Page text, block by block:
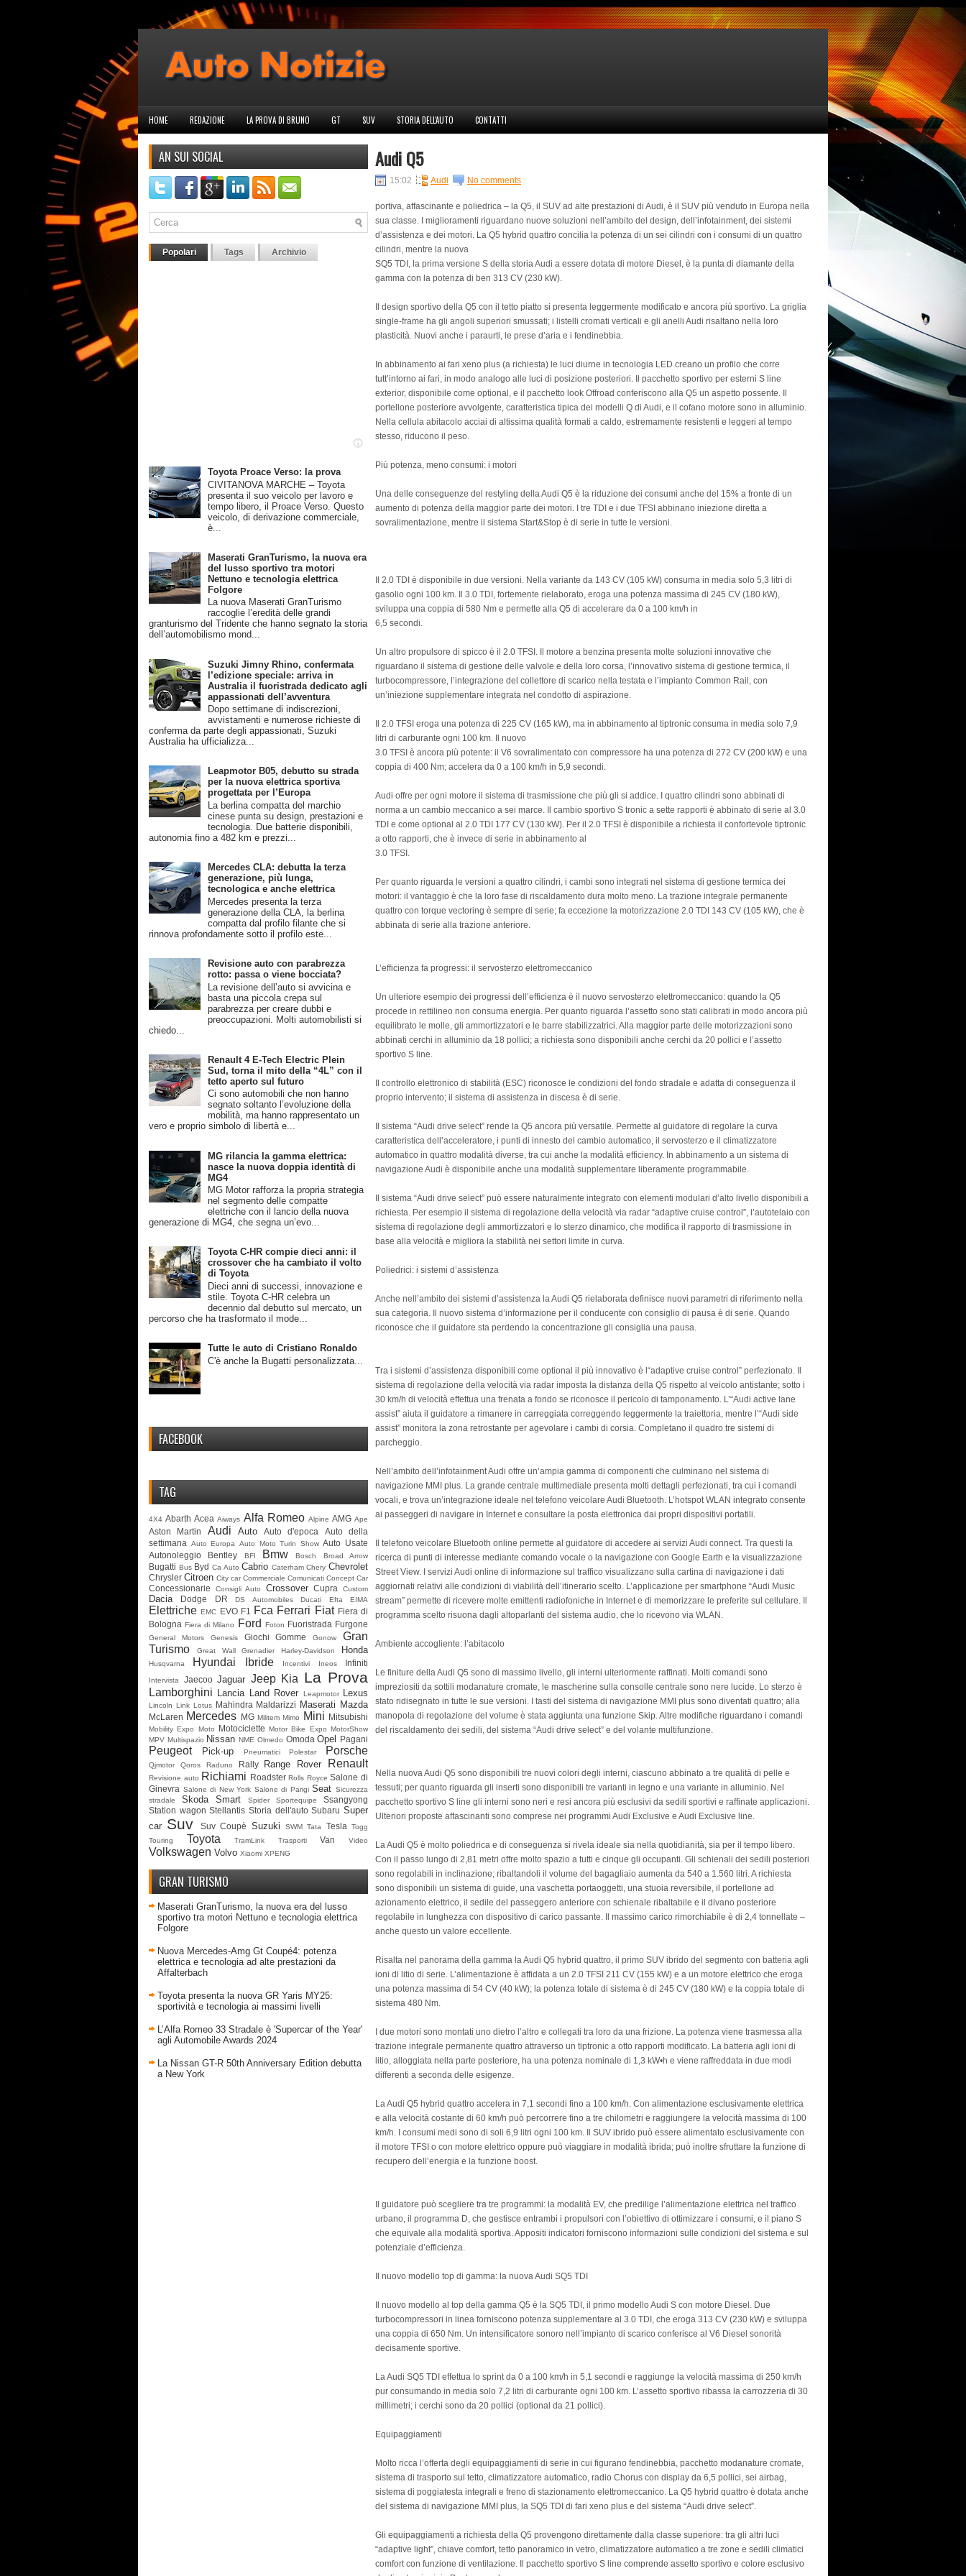
HOME REDAZIONE LA PROVA DI BRUNO GT SUV STORIA DELL'AUTO CONTATTI
AN SUI SOCIAL
Popolari Tags Archivio
Toyota Proace Verso: la prova
CIVITANOVA MARCHE – Toyota
presenta il suo veicolo per lavoro e
tempo libero, il Proace Verso. Questo
veicolo, di derivazione commerciale,
è...
Maserati GranTurismo, la nuova era
del lusso sportivo tra motori
Nettuno e tecnologia elettrica
Folgore
La nuova Maserati GranTurismo
raccoglie l’eredità delle grandi
granturismo del Tridente che hanno segnato la storia
dell’automobilismo mond...
Suzuki Jimny Rhino, confermata
l’edizione speciale: arriva in
Australia il fuoristrada dedicato agli
appassionati dell’avventura
Dopo settimane di indiscrezioni,
avvistamenti e numerose richieste di
conferma da parte degli appassionati, Suzuki
Australia ha ufficializza...
Leapmotor B05, debutto su strada
per la nuova elettrica sportiva
progettata per l’Europa
La berlina compatta del marchio
cinese punta su design, prestazioni e
tecnologia. Due batterie disponibili,
autonomia fino a 482 km e prezzi...
Mercedes CLA: debutta la terza
generazione, più lunga,
tecnologica e anche elettrica
Mercedes presenta la terza
generazione della CLA, la berlina
compatta dal profilo filante che si
rinnova profondamente sotto il profilo este...
Revisione auto con parabrezza
rotto: passa o viene bocciata?
La revisione dell’auto si avvicina e
basta una piccola crepa sul
parabrezza per creare dubbi e
preoccupazioni. Molti automobilisti si
chiedo...
Renault 4 E-Tech Electric Plein
Sud, torna il mito della “4L” con il
tetto aperto sul futuro
Ci sono automobili che non hanno
segnato soltanto l’evoluzione della
mobilità, ma hanno rappresentato un
vero e proprio simbolo di libertà e...
MG rilancia la gamma elettrica:
nasce la nuova doppia identità di
MG4
MG Motor rafforza la propria strategia
nel segmento delle compatte
elettriche con il lancio della nuova
generazione di MG4, che segna un’evo...
Toyota C-HR compie dieci anni: il
crossover che ha cambiato il volto
di Toyota
Dieci anni di successi, innovazione e
stile. Toyota C-HR celebra un
decennio dal debutto sul mercato, un
percorso che ha trasformato il mode...
Tutte le auto di Cristiano Ronaldo
C'è anche la Bugatti personalizzata...
FACEBOOK
TAG
4X4 Abarth Acea Aiways Alfa Romeo Alpine AMG Ape
Aston Martin Audi Auto Auto d'epoca
Auto della
settimana
Auto Europa Auto Moto Turin Show Auto Usate
Autonoleggio
Bentley BFI Bmw Bosch Broad Arrow
Bugatti Bus Byd Ca Auto Cabrio Caterham Chery Chevrolet
Chrysler Citroen City car Commerciale Comunicati Concept Car
Concessionarie Consigli Auto Crossover Cupra Custom
Dacia Dodge DR DS Automobiles Ducati Efta EIMA
Elettriche EMC EVO F1 Fca Ferrari Fiat Fiera di
Bologna Fiera di Milano Ford Foton Fuoristrada Furgone
General Motors Genesis Giochi Gomme Gonow
Gran
Turismo
Great Wall Grenadier Harley-Davidson Honda
Husqvarna Hyundai Ibride Incentivi Ineos Infiniti
Intervista Jaecoo Jaguar Jeep Kia La Prova
Lamborghini Lancia Land Rover Leapmotor Lexus
Lincoln Link Lotus Mahindra Maldarizzi Maserati Mazda
McLaren Mercedes MG Militem Mimo Mini Mitsubishi
Mobility Expo Moto Motociclette Motor Bike Expo MotorShow
MPV Multispazio Nissan NME Olmedo Omoda Opel Pagani
Peugeot Pick-up Pneumatici Polestar Porsche
Qjmotor Qoros Raduno Rally Range Rover Renault
Revisione auto Richiami Roadster Rolls Royce Salone di
Ginevra Salone di New York Salone di Parigi Seat Sicurezza
stradale
Skoda Smart Spider Sportequipe
Ssangyong
Station wagon Stellantis Storia dell'auto Subaru Super
car Suv Suv Coupè Suzuki SWM Tata Tesla
Togg
Touring
Toyota TramLink Trasporti Van Video
Volkswagen Volvo Xiaomi XPENG
GRAN TURISMO
Maserati GranTurismo, la nuova era del lusso
sportivo tra motori Nettuno e tecnologia elettrica
Folgore
Nuova Mercedes-Amg Gt Coupé4: potenza
elettrica e tecnologia ad alte prestazioni da
Affalterbach
Toyota presenta la nuova GR Yaris MY25:
sportività e tecnologia ai massimi livelli
L’Alfa Romeo 33 Stradale è 'Supercar of the Year'
agli Automobile Awards 2024
La Nissan GT-R 50th Anniversary Edition debutta
a New York
Audi Q5
15:02 Audi No comments
portiva, affascinante e poliedrica – la Q5, il SUV ad alte prestazioni di Audi, è il SUV più venduto in Europa nella
sua classe. I miglioramenti riguardano nuove soluzioni nell’ambito del design, dell’infotainment, dei sistemi
d’assistenza e dei motori. La Q5 hybrid quattro concilia la potenza di un sei cilindri con i consumi di un quattro
cilindri, mentre la nuova
SQ5 TDI, la prima versione S della storia Audi a essere dotata di motore Diesel, è la punta di diamante della
gamma con la potenza di ben 313 CV (230 kW).
Il design sportivo della Q5 con il tetto piatto si presenta leggermente modificato e ancora più sportivo. La griglia
single-frame ha gli angoli superiori smussati; i listelli cromati verticali e gli anelli Audi risaltano nella loro
plasticità. Nuovi anche i paraurti, le prese d’aria e i fendinebbia.
In abbinamento ai fari xeno plus (a richiesta) le luci diurne in tecnologia LED creano un profilo che corre
tutt’intorno ai fari, in modo analogo alle luci di posizione posteriori. Il pacchetto sportivo per esterni S line
exterior, disponibile come optional, e il pacchetto look Offroad conferiscono alla Q5 un aspetto possente. Il
portellone posteriore avvolgente, caratteristica tipica dei modelli Q di Audi, e il cofano motore sono in alluminio.
Nella cellula abitacolo acciai di altissima qualità formati a caldo, estremamente resistenti e leggeri al tempo
stesso, riducono il peso.
Più potenza, meno consumi: i motori
Una delle conseguenze del restyling della Audi Q5 è la riduzione dei consumi anche del 15% a fronte di un
aumento di potenza della maggior parte dei motori. I tre TDI e i due TFSI abbinano iniezione diretta a
sovralimentazione, mentre il sistema Start&Stop è di serie in tutte le versioni.
Il 2.0 TDI è disponibile in due versioni. Nella variante da 143 CV (105 kW) consuma in media solo 5,3 litri di
gasolio ogni 100 km. Il 3.0 TDI, fortemente rielaborato, eroga una potenza massima di 245 CV (180 kW),
sviluppa una coppia di 580 Nm e permette alla Q5 di accelerare da 0 a 100 km/h in
6,5 secondi.
Un altro propulsore di spicco è il 2.0 TFSI. Il motore a benzina presenta molte soluzioni innovative che
riguardano il sistema di gestione delle valvole e della loro corsa, l’innovativo sistema di gestione termica, il
turbocompressore, l’integrazione del collettore di scarico nella testata e l’impianto Common Rail, con
un’iniezione supplementare integrata nel condotto di aspirazione.
Il 2.0 TFSI eroga una potenza di 225 CV (165 kW), ma in abbinamento al tiptronic consuma in media solo 7,9
litri di carburante ogni 100 km. Il nuovo
3.0 TFSI è ancora più potente: il V6 sovralimentato con compressore ha una potenza di 272 CV (200 kW) e una
coppia di 400 Nm; accelera da 0 a 100 km/h in 5,9 secondi.
Audi offre per ogni motore il sistema di trasmissione che più gli si addice. I quattro cilindri sono abbinati di
norma a un cambio meccanico a sei marce. Il cambio sportivo S tronic a sette rapporti è abbinato di serie al 3.0
TDI e come optional al 2.0 TDI 177 CV (130 kW). Per il 2.0 TFSI è disponibile a richiesta il confortevole tiptronic
a otto rapporti, che è invece di serie in abbinamento al
3.0 TFSI.
Per quanto riguarda le versioni a quattro cilindri, i cambi sono integrati nel sistema di gestione termica dei
motori: il vantaggio è che la loro fase di riscaldamento dura molto meno. La trazione integrale permanente
quattro con torque vectoring è sempre di serie; fa eccezione la motorizzazione 2.0 TDI 143 CV (105 kW), che è
abbinata di serie alla trazione anteriore.
L’efficienza fa progressi: il servosterzo elettromeccanico
Un ulteriore esempio dei progressi dell’efficienza è il nuovo servosterzo elettromeccanico: quando la Q5
procede in rettilineo non consuma energia. Per quanto riguarda l’assetto sono stati calibrati in modo ancora più
equilibrato le molle, gli ammortizzatori e le barre stabilizzatrici. Alla maggior parte delle motorizzazioni sono
abbinati cerchi in alluminio da 18 pollici; a richiesta sono disponibili anche cerchi da 20 pollici e l’assetto
sportivo S line.
Il controllo elettronico di stabilità (ESC) riconosce le condizioni del fondo stradale e adatta di conseguenza il
proprio intervento; il sistema di assistenza in discesa è di serie.
Il sistema “Audi drive select” rende la Q5 ancora più versatile. Permette al guidatore di regolare la curva
caratteristica dell’acceleratore, i punti di innesto del cambio automatico, il servosterzo e il climatizzatore
automatico in quattro modalità diverse, tra cui anche la modalità efficiency. In abbinamento a un sistema di
navigazione Audi è disponibile anche una modalità supplementare liberamente programmabile.
Il sistema “Audi drive select” può essere naturalmente integrato con elementi modulari d’alto livello disponibili a
richiesta. Per esempio il sistema di regolazione della velocità via radar “adaptive cruise control”, l’autotelaio con
sistema di regolazione degli ammortizzatori e lo sterzo dinamico, che modifica il rapporto di trasmissione in
base alla velocità e migliora la stabilità nei settori limite in curva.
Poliedrici: i sistemi d’assistenza
Anche nell’ambito dei sistemi d’assistenza la Audi Q5 rielaborata definisce nuovi parametri di riferimento nella
sua categoria. Il nuovo sistema d’informazione per il conducente con consiglio di pausa è di serie. Quando
riconosce che il guidatore sta perdendo la concentrazione gli consiglia una pausa.
Tra i sistemi d’assistenza disponibili come optional il più innovativo è l“adaptive cruise control” perfezionato. Il
sistema di regolazione della velocità via radar imposta la distanza della Q5 rispetto al veicolo antistante; sotto i
30 km/h di velocità effettua una frenata a fondo se riconosce il pericolo di tamponamento. L’“Audi active lane
assist” aiuta il guidatore a rimanere in carreggiata correggendo leggermente la traiettoria, mentre l’“Audi side
assist” monitora la zona retrostante per agevolare i cambi di corsia. Completano il quadro tre sistemi di
parcheggio.
Nell’ambito dell’infotainment Audi offre un’ampia gamma di componenti che culminano nel sistema di
navigazione MMI plus. La grande centrale multimediale presenta molti dettagli perfezionati, tra cui i comandi
vocali, e trova un’integrazione ideale nel telefono veicolare Audi Bluetooth. L’hotspot WLAN integrato consente
ai passeggeri di navigare in Internet e consultare la posta elettronica dai propri dispositivi portatili.
Il telefono veicolare Bluetooth online permette al guidatore di accedere ai servizi Audi connect. Tra questi la
ricerca di punti di interesse mediante comando vocale o la navigazione con Google Earth e la visualizzazione
Street View. I servizi Audi online di informazione sul traffico visualizzano sulla cartina di navigazione i dati
aggiornati relativi alle condizioni di viabilità dell’itinerario scelto. L’applicazione per smartphone “Audi Music
stream” permette di ricevere molte emittenti radiofoniche in Internet e di memorizzare le preferite sul cellulare. Il
programma scelto risuona dagli altoparlanti del sistema audio, che lo ricevono via WLAN.
Ambiente accogliente: l’abitacolo
Le finiture della Audi Q5 sono di massimo livello, gli interni ulteriormente raffinati. Molti comandi sono
impreziositi da sottili modanature cromate, le mascherine sulla consolle centrale sono nere lucide. Lo sterzo è
stato ridisegnato in tutte le sue versioni. I tasti del sistema di navigazione MMI plus sono diventati quattro; alla
manopola di regolazione del volume è stata aggiunta una funzione Skip. Altre modifiche riguardano i comandi
del riscaldamento dei sedili, del sistema “Audi drive select” e del volante multifunzione.
Nella nuova Audi Q5 sono disponibili tre nuovi colori degli interni, ciascuno abbinato a tre qualità di pelle e
tessuti; per quanto riguarda gli inserti sono disponibili tre varianti in legno e una variante in alluminio. Nel
pacchetto sportivo S line gli interni sono neri e resi ancora più esclusivi da sedili sportivi e raffinate applicazioni.
Ulteriori proposte affascinanti sono comprese nei programmi Audi Exclusive e Audi Exclusive line.
La Audi Q5 è molto poliedrica e di conseguenza si rivela ideale sia nella quotidianità, sia per il tempo libero.
Con il passo lungo di 2,81 metri offre molto spazio a tutti e cinque gli occupanti. Gli schienali dei sedili posteriori
sono regolabili in inclinazione; ribaltandoli il volume del bagagliaio aumenta da 540 a 1.560 litri. A richiesta
sono disponibili un sistema di guide, una vaschetta portaoggetti, una stuoia reversibile, il portellone ad
azionamento elettrico, il sedile del passeggero anteriore con schienale ribaltabile e il divano posteriore
regolabile in lunghezza con dispositivo di carico passante. Il massimo carico rimorchiabile è di 2,4 tonnellate –
anche questo un valore eccellente.
Risalta nel panorama della gamma la Audi Q5 hybrid quattro, il primo SUV ibrido del segmento con batteria agli
ioni di litio di serie. L’alimentazione è affidata a un 2.0 TFSI 211 CV (155 kW) e a un motore elettrico che eroga
una potenza massima di 54 CV (40 kW); la potenza totale di sistema è di 245 CV (180 kW) e la coppia totale di
sistema 480 Nm.
I due motori sono montati uno dietro l’altro e collegati tra loro da una frizione. La potenza viene trasmessa alla
trazione integrale permanente quattro attraverso un tiptronic a otto rapporti modificato. La batteria agli ioni di
litio, alloggiata nella parte posteriore, ha una potenza nominale di 1,3 kW•h e viene raffreddata in due modi
differenti a seconda delle esigenze.
La Audi Q5 hybrid quattro accelera in 7,1 secondi fino a 100 km/h. Con alimentazione esclusivamente elettrica
e alla velocità costante di 60 km/h può percorrere fino a tre chilometri e raggiungere la velocità massima di 100
km/h. I consumi medi sono di soli 6,9 litri ogni 100 km. Il SUV ibrido può essere alimentato esclusivamente con
il motore TFSI o con motore elettrico oppure può viaggiare in modalità ibrida; può inoltre sfruttare la funzione di
recupero dell’energia e la funzione boost.
Il guidatore può scegliere tra tre programmi: la modalità EV, che predilige l’alimentazione elettrica nel traffico
urbano, il programma D, che gestisce entrambi i propulsori con l’obiettivo di ottimizzare i consumi, e il piano S
che equivale alla modalità sportiva. Appositi indicatori forniscono informazioni sulle condizioni del sistema e sul
potenziale d’efficienza.
Il nuovo modello top di gamma: la nuova Audi SQ5 TDI
Il nuovo modello al top della gamma Q5 è la SQ5 TDI, il primo modello Audi S con motore Diesel. Due
turbocompressori in linea forniscono potenza supplementare al 3.0 TDI, che eroga 313 CV (230 kW) e sviluppa
una coppia di 650 Nm. Un intensificatore sonoro nell’impianto di scarico conferisce al V6 Diesel sonorità
decisamente sportive.
La Audi SQ5 TDI effettua lo sprint da 0 a 100 km/h in 5,1 secondi e raggiunge la velocità massima di 250 km/h
pur consumando in media solo 7,2 litri di carburante ogni 100 km. L’assetto sportivo ribassa la carrozzeria di 30
millimetri; i cerchi sono da 20 pollici (optional da 21 pollici).
Equipaggiamenti
Molto ricca l’offerta degli equipaggiamenti di serie in cui figurano fendinebbia, pacchetto modanature cromate,
sistema di trasporto sul tetto, climatizzatore automatico, radio Chorus con display da 6,5 pollici, sei airbag,
sistema di poggiatesta integrali e freno di stazionamento elettromeccanico. La Q5 hybrid quattro è dotata anche
del sistema di navigazione MMI plus, la SQ5 TDI di fari xeno plus e del sistema “Audi drive select”.
Gli equipaggiamenti a richiesta della Q5 provengono direttamente dalla classe superiore: tra gli altri luci
“adaptive light”, chiave comfort, tetto panoramico in vetro, climatizzatore automatico a tre zone e sedili climatici
comfort con funzione di ventilazione. Il pacchetto sportivo S line comprende assetto sportivo e colore esclusivo